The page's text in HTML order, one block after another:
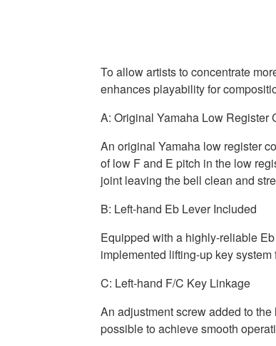
To allow artists to concentrate
enhances playability for
A: Original Yamaha Low Register
An original Yamaha low register
of low F and E pitch in the low
joint leaving the bell clean and
B: Left-hand Eb Lever Included
Equipped with a highly-reliable
implemented lifting-up key
C: Left-hand F/C Key Linkage
An adjustment screw added to
possible to achieve smooth